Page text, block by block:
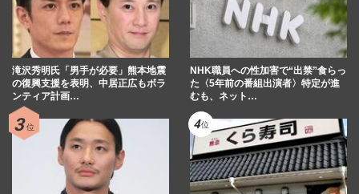
滝沢秀明氏「男手が必要」熊本地震
の復興支援を表明、中居正広もボラ
ンティア計画…
NHK職員への性加害で“出禁”食らっ
た〈5年前の番組出演者〉特定が進
むも、ネット…